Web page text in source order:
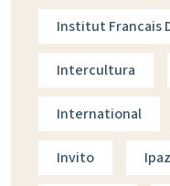
Institut Francais
Intercultura
International
Invito